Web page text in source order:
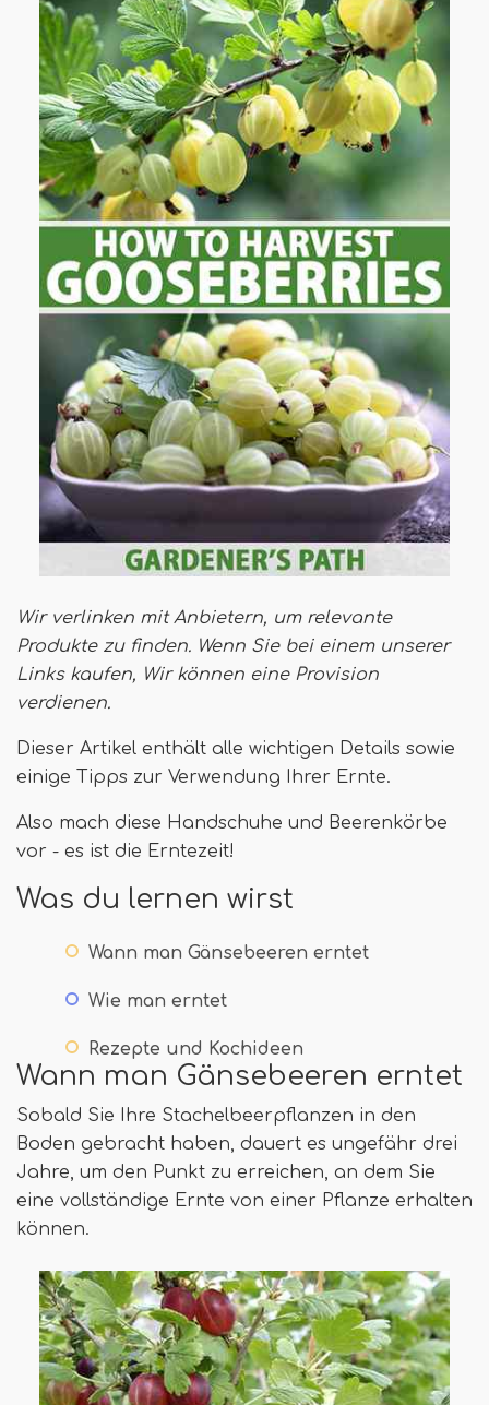
Wir verlinken mit Anbietern, um relevante
Produkte zu finden. Wenn Sie bei einem unserer
Links kaufen, Wir können eine Provision
verdienen.
Dieser Artikel enthält alle wichtigen Details sowie
einige Tipps zur Verwendung Ihrer Ernte.
Also mach diese Handschuhe und Beerenkörbe
vor - es ist die Erntezeit!
Was du lernen wirst
Wann man Gänsebeeren erntet
Wie man erntet
Rezepte und Kochideen
Wann man Gänsebeeren erntet
Sobald Sie Ihre Stachelbeerpflanzen in den
Boden gebracht haben, dauert es ungefähr drei
Jahre, um den Punkt zu erreichen, an dem Sie
eine vollständige Ernte von einer Pflanze erhalten
können.